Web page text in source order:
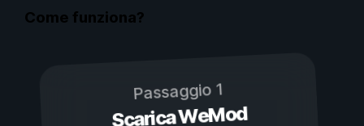
Come funziona?
Passaggio 1
Scarica WeMod